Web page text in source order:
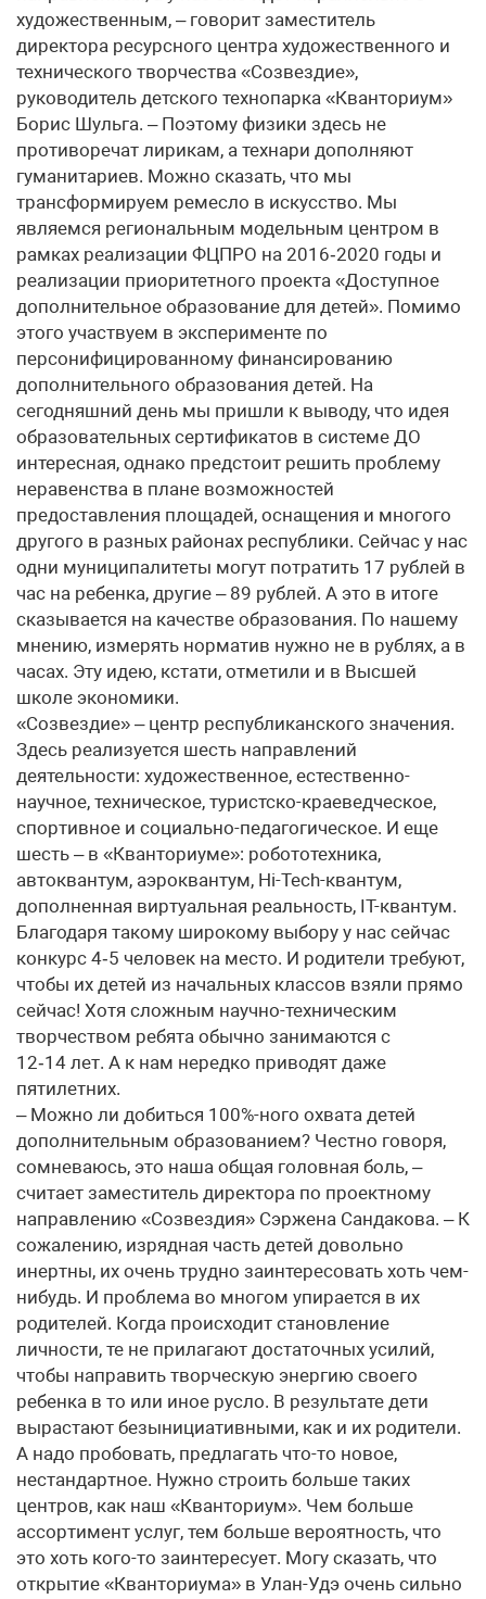
художественным, – говорит заместитель
директора ресурсного центра художественного и
технического творчества «Созвездие»,
руководитель детского технопарка «Кванториум»
Борис Шульга. – Поэтому физики здесь не
противоречат лирикам, а технари дополняют
гуманитариев. Можно сказать, что мы
трансформируем ремесло в искусство. Мы
являемся региональным модельным центром в
рамках реализации ФЦПРО на 2016‑2020 годы и
реализации приоритетного проекта «Доступное
дополнительное образование для детей». Помимо
этого участвуем в эксперименте по
персонифицированному финансированию
дополнительного образования детей. На
сегодняшний день мы пришли к выводу, что идея
образовательных сертификатов в системе ДО
интересная, однако предстоит решить проблему
неравенства в плане возможностей
предоставления площадей, оснащения и многого
другого в разных районах республики. Сейчас у нас
одни муниципалитеты могут потратить 17 рублей в
час на ребенка, другие – 89 рублей. А это в итоге
сказывается на качестве образования. По нашему
мнению, измерять норматив нужно не в рублях, а в
часах. Эту идею, кстати, отметили и в Высшей
школе экономики.
«Созвездие» – центр республиканского значения.
Здесь реализуется шесть направлений
деятельности: художественное, естественно-
научное, техническое, туристско-краеведческое,
спортивное и социально-педагогическое. И еще
шесть – в «Кванториуме»: робототехника,
автоквантум, аэроквантум, Hi-Tech-квантум,
дополненная виртуальная реальность, IT-квантум.
Благодаря такому широкому выбору у нас сейчас
конкурс 4‑5 человек на место. И родители требуют,
чтобы их детей из начальных классов взяли прямо
сейчас! Хотя сложным научно-техническим
творчеством ребята обычно занимаются с
12‑14 лет. А к нам нередко приводят даже
пятилетних.
– Можно ли добиться 100%-ного охвата детей
дополнительным образованием? Честно говоря,
сомневаюсь, это наша общая головная боль, –
считает заместитель директора по проектному
направлению «Созвездия» Сэржена Сандакова. – К
сожалению, изрядная часть детей довольно
инертны, их очень трудно заинтересовать хоть чем-
нибудь. И проблема во многом упирается в их
родителей. Когда происходит становление
личности, те не прилагают достаточных усилий,
чтобы направить творческую энергию своего
ребенка в то или иное русло. В результате дети
вырастают безынициативными, как и их родители.
А надо пробовать, предлагать что-то новое,
нестандартное. Нужно строить больше таких
центров, как наш «Кванториум». Чем больше
ассортимент услуг, тем больше вероятность, что
это хоть кого-то заинтересует. Могу сказать, что
открытие «Кванториума» в Улан-Удэ очень сильно